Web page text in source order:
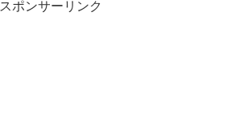
スポンサーリンク